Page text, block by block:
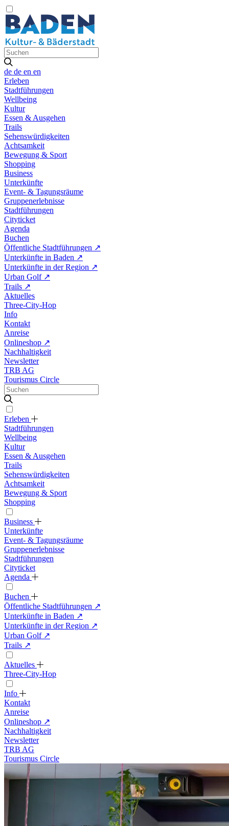
de de en en
Erleben
Stadtführungen
Wellbeing
Kultur
Essen & Ausgehen
Trails
Sehenswürdigkeiten
Achtsamkeit
Bewegung & Sport
Shopping
Business
Unterkünfte
Event- & Tagungsräume
Gruppenerlebnisse
Stadtführungen
Cityticket
Agenda
Buchen
Öffentliche Stadtführungen ↗
Unterkünfte in Baden ↗
Unterkünfte in der Region ↗
Urban Golf ↗
Trails ↗
Aktuelles
Three-City-Hop
Info
Kontakt
Anreise
Onlineshop ↗
Nachhaltigkeit
Newsletter
TRB AG
Tourismus Circle
Erleben
Stadtführungen
Wellbeing
Kultur
Essen & Ausgehen
Trails
Sehenswürdigkeiten
Achtsamkeit
Bewegung & Sport
Shopping
Business
Unterkünfte
Event- & Tagungsräume
Gruppenerlebnisse
Stadtführungen
Cityticket
Agenda
Buchen
Öffentliche Stadtführungen ↗
Unterkünfte in Baden ↗
Unterkünfte in der Region ↗
Urban Golf ↗
Trails ↗
Aktuelles
Three-City-Hop
Info
Kontakt
Anreise
Onlineshop ↗
Nachhaltigkeit
Newsletter
TRB AG
Tourismus Circle